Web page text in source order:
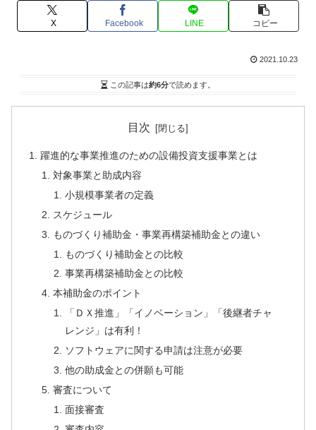
X Facebook LINE コピー
2021.10.23
この記事は約6分で読めます。
目次
躍進的な事業推進のための設備投資支援事業とは
対象事業と助成内容
小規模事業者の定義
スケジュール
ものづくり補助金・事業再構築補助金との違い
ものづくり補助金との比較
事業再構築補助金との比較
本補助金のポイント
「ＤＸ推進」「イノベーション」「後継者チャ
レンジ」は有利！
ソフトウェアに関する申請は注意が必要
他の助成金との併願も可能
審査について
面接審査